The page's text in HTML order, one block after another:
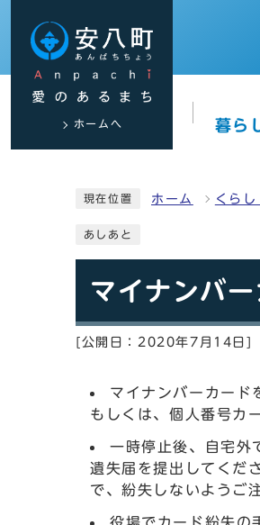
ホームへ 暮ら
現在位置 ホーム くらし
あしあと
マイナンバ
[公開日：2020年7月14日]
マイナンバーカード
もしくは、個人番号カ
一時停止後、自宅外
遺失届を提出してくだ
で、紛失しないようご